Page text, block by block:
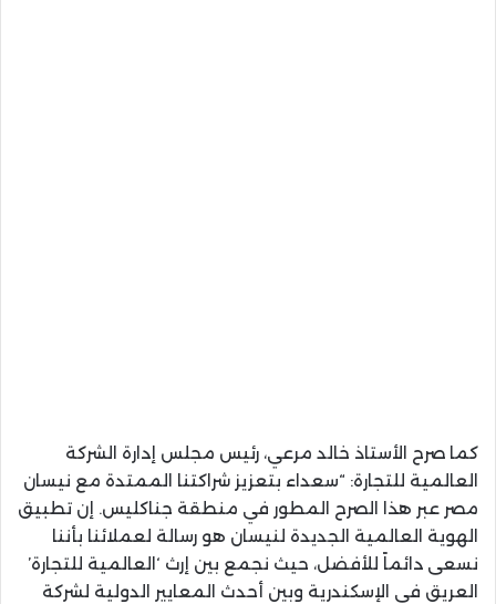
كما صرح الأستاذ خالد مرعي، رئيس مجلس إدارة الشركة
العالمية للتجارة: “سعداء بتعزيز شراكتنا الممتدة مع نيسان
مصر عبر هذا الصرح المطور في منطقة جناكليس. إن تطبيق
الهوية العالمية الجديدة لنيسان هو رسالة لعملائنا بأننا
نسعى دائماً للأفضل، حيث نجمع بين إرث ‘العالمية للتجارة’
العريق في الإسكندرية وبين أحدث المعايير الدولية لشركة